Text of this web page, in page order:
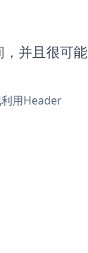
并且很可能
用Header